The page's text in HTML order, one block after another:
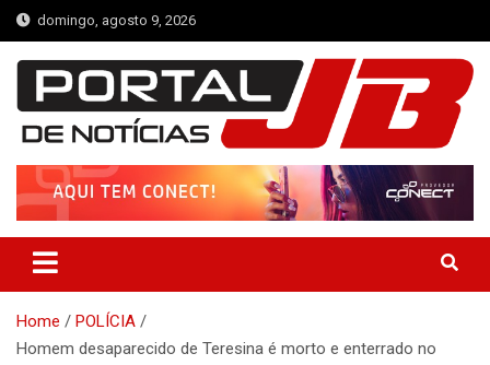
Skip
to
content
domingo, agosto 9, 2026
Portal de Notícias JB
Notícias de Simplício Mendes e Região
Home
POLÍCIA
Homem desaparecido de Teresina é morto e enterrado no